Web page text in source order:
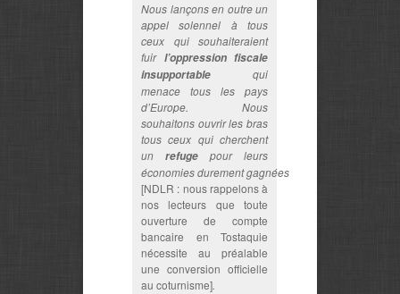
Nous lançons en outre un
appel solennel à tous
ceux qui souhaiteraient
fuir l’oppression fiscale
insupportable qui
menace tous les pays
d’Europe. Nous
souhaitons ouvrir les bras
tous ceux qui cherchent
un refuge pour leurs
économies durement gagnées
[NDLR : nous rappelons à
nos lecteurs que toute
ouverture de compte
bancaire en Tostaquie
nécessite au préalable
une conversion officielle
au coturnisme].